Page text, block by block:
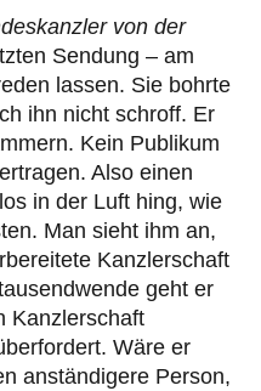
von der
Sendung – am
lassen. Sie bohrte
ihn nicht schroff. Er
Kein Publikum
Also einen
in der Luft hing, wie
Man sieht ihm an,
Kanzlerschaft
geht er
Kanzlerschaft
Wäre er
anständigere Person,